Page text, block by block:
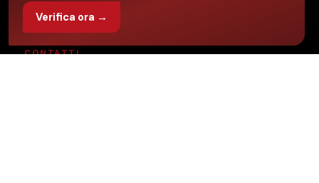
BLOG
CONTATTI
Verifica ora →